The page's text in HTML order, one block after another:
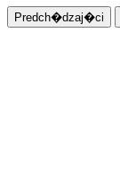
Predch�dzaj�ci